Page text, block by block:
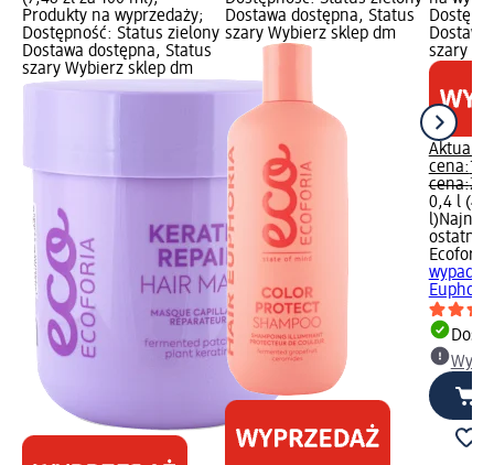
Produkty na wyprzedaży;
Dostępność: Status zielony
Dostawa dostępna, Status
szary Wybierz sklep dm
Dostawa dostępna, Status
szary Wybierz sklep dm
szary
Aktualna
cena:
cena:
0,4 l
l)
Ecoforia